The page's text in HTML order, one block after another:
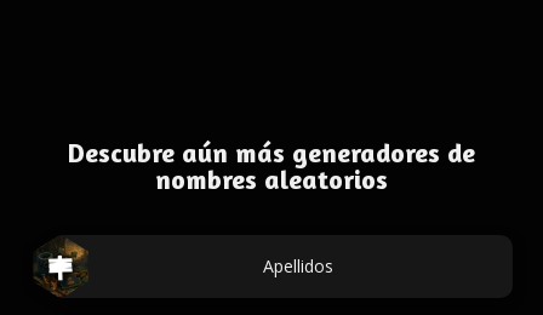
Descubre aún más generadores de
nombres aleatorios
Apellidos